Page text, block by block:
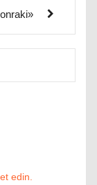
edin.